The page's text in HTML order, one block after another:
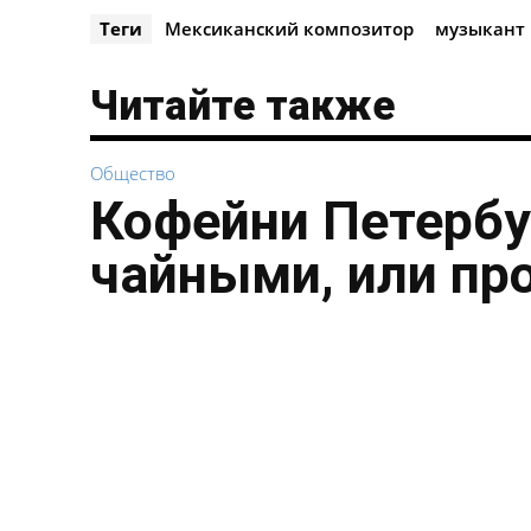
Теги Мексиканский композитор музыкант
Читайте также
Общество
Кофейни
чайными, или